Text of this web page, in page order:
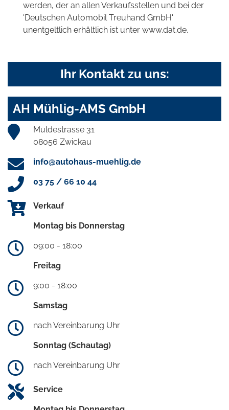
werden, der an allen Verkaufsstellen und bei der
'Deutschen Automobil Treuhand GmbH'
unentgeltlich erhältlich ist unter www.dat.de.
Ihr Kontakt zu uns:
AH Mühlig-AMS GmbH
Muldestrasse 31
08056 Zwickau
info@autohaus-muehlig.de
03 75 / 66 10 44
Verkauf
Montag bis Donnerstag
09:00 - 18:00
Freitag
9:00 - 18:00
Samstag
nach Vereinbarung Uhr
Sonntag (Schautag)
nach Vereinbarung Uhr
Service